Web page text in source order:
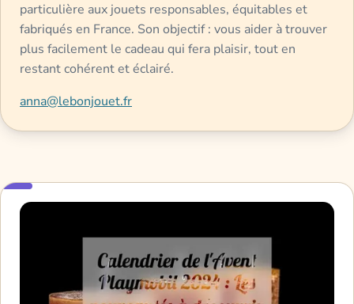
particulière aux jouets responsables, équitables et
fabriqués en France. Son objectif : vous aider à trouver
plus facilement le cadeau qui fera plaisir, tout en
restant cohérent et éclairé.
anna@lebonjouet.fr